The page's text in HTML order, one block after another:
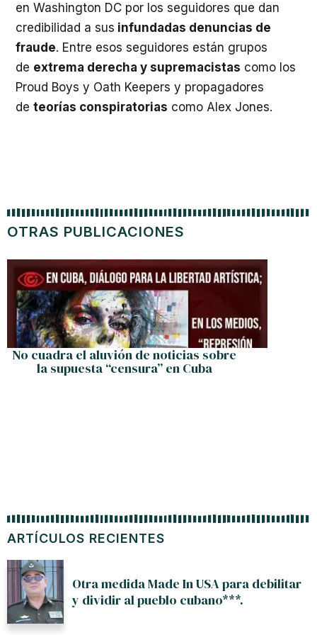
en Washington DC por los seguidores que dan
credibilidad a sus infundadas denuncias de
fraude. Entre esos seguidores están grupos
de extrema derecha y supremacistas como los
Proud Boys y Oath Keepers y propagadores
de teorías conspiratorias como Alex Jones.
ARTÍCULOS RECIENTES
Otra medida Made In USA para debilitar
y dividir al pueblo cubano***.
OTRAS PUBLICACIONES
No cuadra el aluvión de noticias sobre
la supuesta “censura” en Cuba